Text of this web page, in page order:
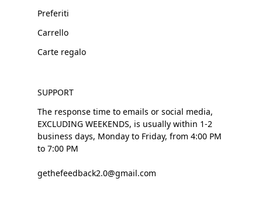
Preferiti
Carrello
Carte regalo
SUPPORT
The response time to emails or social media,
EXCLUDING WEEKENDS, is usually within 1-2
business days, Monday to Friday, from 4:00 PM
to 7:00 PM
gethefeedback2.0@gmail.com